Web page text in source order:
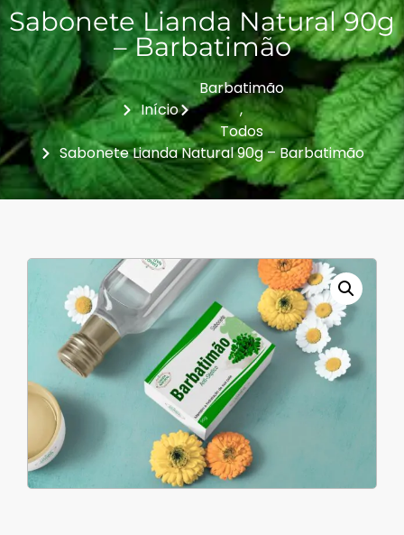
Sabonete Lianda Natural 90g
– Barbatimão
Início
Barbatimão
,
Todos
Sabonete Lianda Natural 90g – Barbatimão